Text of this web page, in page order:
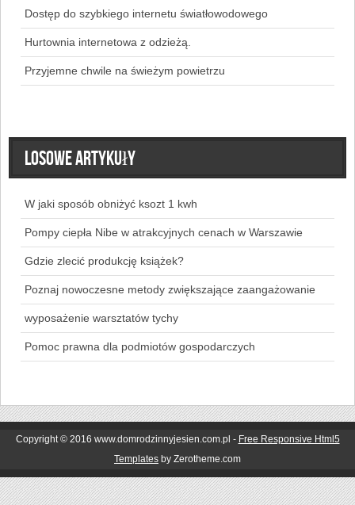
Dostęp do szybkiego internetu światłowodowego
Hurtownia internetowa z odzieżą.
Przyjemne chwile na świeżym powietrzu
Losowe artykuły
W jaki sposób obniżyć ksozt 1 kwh
Pompy ciepła Nibe w atrakcyjnych cenach w Warszawie
Gdzie zlecić produkcję książek?
Poznaj nowoczesne metody zwiększające zaangażowanie
wyposażenie warsztatów tychy
Pomoc prawna dla podmiotów gospodarczych
Copyright © 2016 www.domrodzinnyjesien.com.pl - Free Responsive Html5
Templates by Zerotheme.com